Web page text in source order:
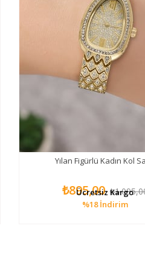
Yılan Figürlü Kadın Kol
₺895,00
%18 İndirim
Ücretsiz Kargo